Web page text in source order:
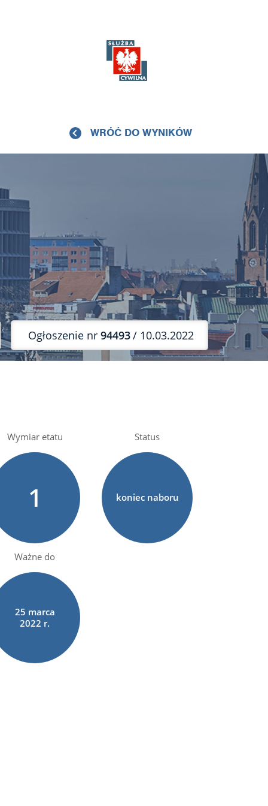
WRÓĆ DO WYNIKÓW
Ogłoszenie nr 94493/ 10.03.2022
Wymiar etatu
1
Status
koniec naboru
Ważne do
25 marca
2022 r.